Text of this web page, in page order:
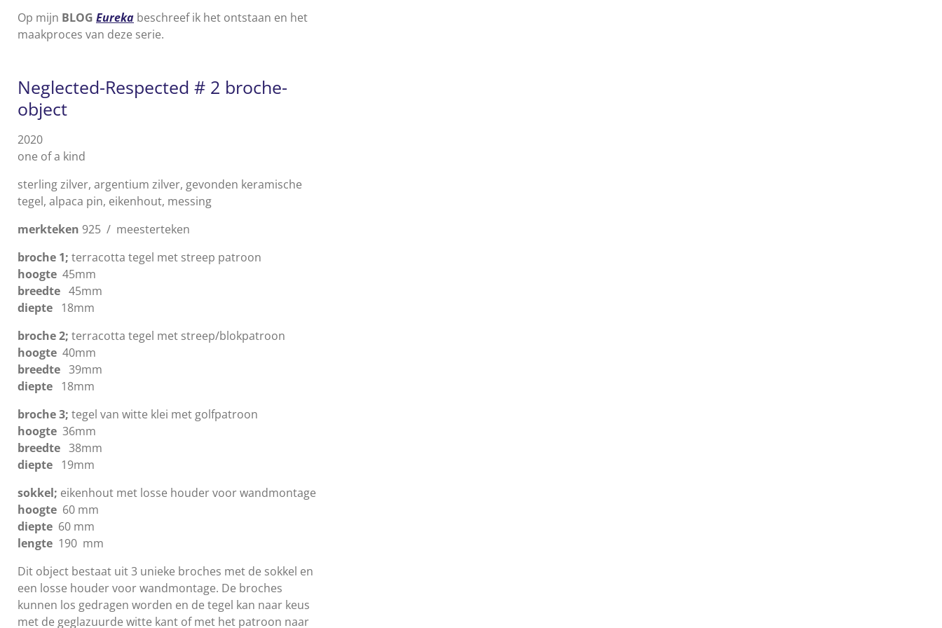
Op mijn BLOG Eureka beschreef ik het ontstaan en het
maakproces van deze serie.
Neglected-Respected # 2 broche-
object
2020
one of a kind
sterling zilver, argentium zilver, gevonden keramische
tegel, alpaca pin, eikenhout, messing
merkteken 925 / meesterteken
broche 1; terracotta tegel met streep patroon
hoogte 45mm
breedte 45mm
diepte 18mm
broche 2; terracotta tegel met streep/blokpatroon
hoogte 40mm
breedte 39mm
diepte 18mm
broche 3; tegel van witte klei met golfpatroon
hoogte 36mm
breedte 38mm
diepte 19mm
sokkel; eikenhout met losse houder voor wandmontage
hoogte 60 mm
diepte 60 mm
lengte 190 mm
Dit object bestaat uit 3 unieke broches met de sokkel en
een losse houder voor wandmontage. De broches
kunnen los gedragen worden en de tegel kan naar keus
met de geglazuurde witte kant of met het patroon naar